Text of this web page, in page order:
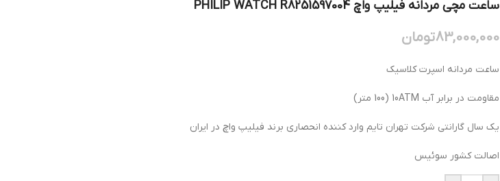
ساعت مچی مردانه فیلیپ واچ PHILIP WATCH R8251597004
83,000,000تومان
ساعت مردانه اسپرت کلاسیک
مقاومت در برابر آب 10ATM (100 متر)
یک سال گارانتی شرکت تهران تایم وارد کننده انحصاری برند فیلیپ واچ در ایران
اصالت کشور سوئیس